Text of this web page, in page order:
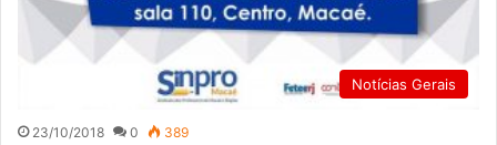
Notícias Gerais
23/10/2018 0 389